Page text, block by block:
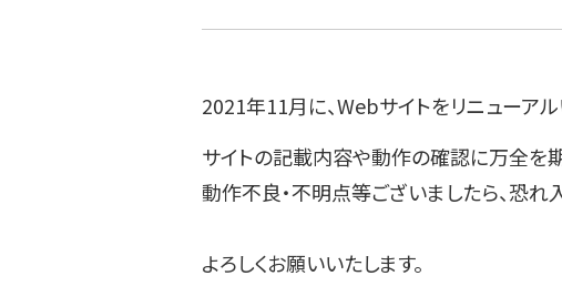
2021年11月に、Webサイトをリニューアル
サイトの記載内容や動作の確認に万全を期
動作不良・不明点等ございましたら、恐れ
よろしくお願いいたします。